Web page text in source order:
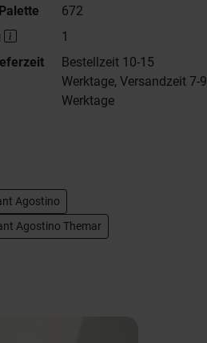
672
1
Bestellzeit 10-15
Werktage, Versandzeit 7-9
Werktage
Agostino
Agostino Themar